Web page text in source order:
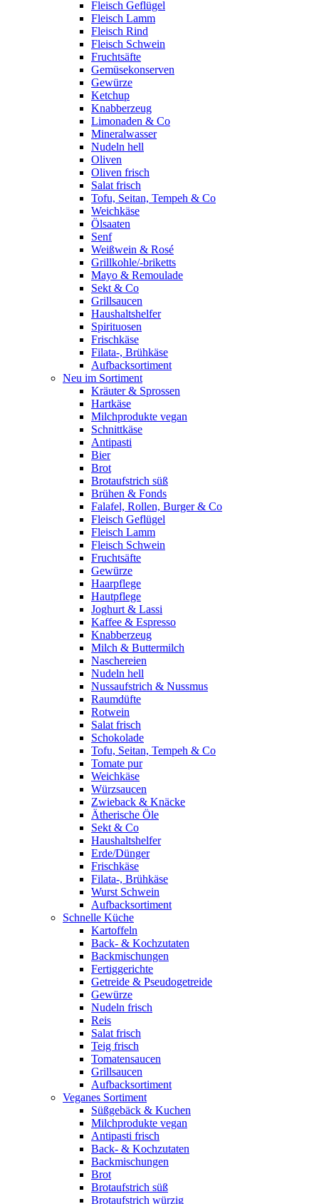
Fleisch Geflügel
Fleisch Lamm
Fleisch Rind
Fleisch Schwein
Fruchtsäfte
Gemüsekonserven
Gewürze
Ketchup
Knabberzeug
Limonaden & Co
Mineralwasser
Nudeln hell
Oliven
Oliven frisch
Salat frisch
Tofu, Seitan, Tempeh & Co
Weichkäse
Ölsaaten
Senf
Weißwein & Rosé
Grillkohle/-briketts
Mayo & Remoulade
Sekt & Co
Grillsaucen
Haushaltshelfer
Spirituosen
Frischkäse
Filata-, Brühkäse
Aufbacksortiment
Neu im Sortiment
Kräuter & Sprossen
Hartkäse
Milchprodukte vegan
Schnittkäse
Antipasti
Bier
Brot
Brotaufstrich süß
Brühen & Fonds
Falafel, Rollen, Burger & Co
Fleisch Geflügel
Fleisch Lamm
Fleisch Schwein
Fruchtsäfte
Gewürze
Haarpflege
Hautpflege
Joghurt & Lassi
Kaffee & Espresso
Knabberzeug
Milch & Buttermilch
Naschereien
Nudeln hell
Nussaufstrich & Nussmus
Raumdüfte
Rotwein
Salat frisch
Schokolade
Tofu, Seitan, Tempeh & Co
Tomate pur
Weichkäse
Würzsaucen
Zwieback & Knäcke
Ätherische Öle
Sekt & Co
Haushaltshelfer
Erde/Dünger
Frischkäse
Filata-, Brühkäse
Wurst Schwein
Aufbacksortiment
Schnelle Küche
Kartoffeln
Back- & Kochzutaten
Backmischungen
Fertiggerichte
Getreide & Pseudogetreide
Gewürze
Nudeln frisch
Reis
Salat frisch
Teig frisch
Tomatensaucen
Grillsaucen
Aufbacksortiment
Veganes Sortiment
Süßgebäck & Kuchen
Milchprodukte vegan
Antipasti frisch
Back- & Kochzutaten
Backmischungen
Brot
Brotaufstrich süß
Brotaufstrich würzig